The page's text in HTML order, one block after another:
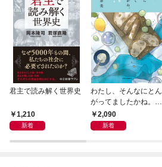
君主で読み解く世界史
1,210
新着
わたし、そんなにとん
がってましたかね。
獅子座、Ａ型、丙午は
めぐる
2,090
新着